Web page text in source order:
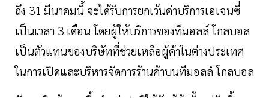
ถึง 31 มีนาคมนี้ จะได้รับการยกเว้นค่าบริการเอเจนซี่
เป็นเวลา 3 เดือน โดยผู้ให้บริการของทีมอลล์ โกลบอล
เป็นตัวแทนของบริษัทที่ช่วยเหลือผู้ค้าในต่างประเทศ
ในการเปิดและบริหารจัดการร้านค้าบนทีมอลล์ โกลบอล